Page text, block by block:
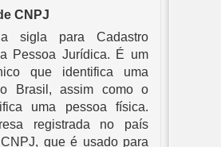
CNPJ
sigla para Cadastro
Pessoa Jurídica. É um
que identifica uma
Brasil, assim como o
uma pessoa física.
registrada no país
que é usado para